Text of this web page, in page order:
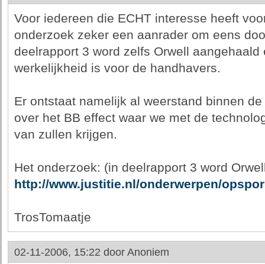
Voor iedereen die ECHT interesse heeft
onderzoek zeker een aanrader om eens
deelrapport 3 word zelfs Orwell aangehaald
werkelijkheid is voor de handhavers.
Er ontstaat namelijk al weerstand binnen
over het BB effect waar we met de
van zullen krijgen.
Het onderzoek: (in deelrapport 3 word
http://www.justitie.nl/onderwerpen/
TrosTomaatje
02-11-2006, 15:22 door Anoniem